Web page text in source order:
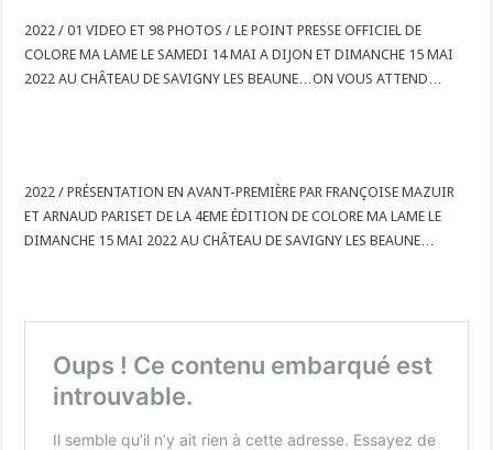
2022 / 01 VIDEO ET 98 PHOTOS / LE POINT PRESSE OFFICIEL DE
COLORE MA LAME LE SAMEDI 14 MAI A DIJON ET DIMANCHE 15 MAI
2022 AU CHÂTEAU DE SAVIGNY LES BEAUNE…ON VOUS ATTEND…
2022 / PRÉSENTATION EN AVANT-PREMIÈRE PAR FRANÇOISE MAZUIR
ET ARNAUD PARISET DE LA 4EME ÉDITION DE COLORE MA LAME LE
DIMANCHE 15 MAI 2022 AU CHÂTEAU DE SAVIGNY LES BEAUNE…